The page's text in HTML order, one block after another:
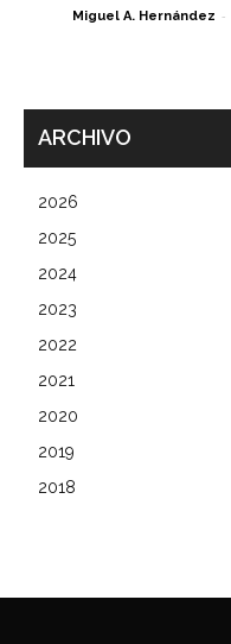
Miguel A. Hernández -
ARCHIVO
2026
2025
2024
2023
2022
2021
2020
2019
2018